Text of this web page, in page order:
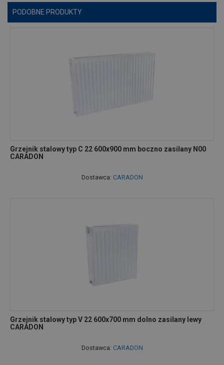
PODOBNE PRODUKTY
Grzejnik stalowy typ C 22 600x900 mm boczno zasilany N00
CARADON
Dostawca: CARADON
Grzejnik stalowy typ V 22 600x700 mm dolno zasilany lewy
CARADON
Dostawca: CARADON